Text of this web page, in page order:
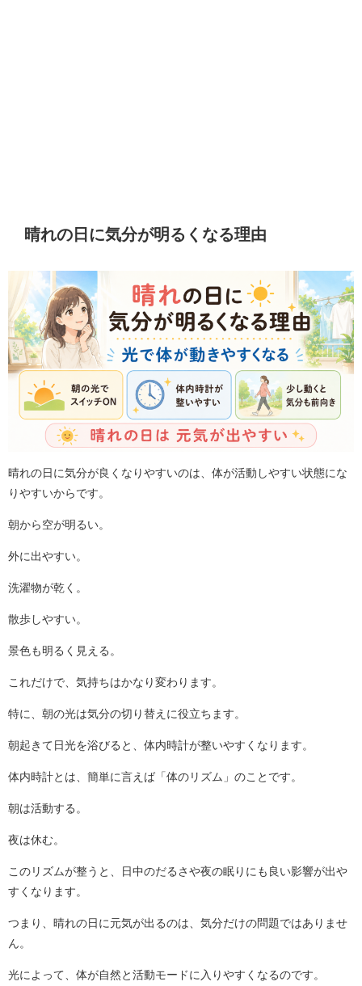
晴れの日に気分が明るくなる理由
晴れの日に気分が良くなりやすいのは、体が活動しやすい状態にな
りやすいからです。
朝から空が明るい。
外に出やすい。
洗濯物が乾く。
散歩しやすい。
景色も明るく見える。
これだけで、気持ちはかなり変わります。
特に、朝の光は気分の切り替えに役立ちます。
朝起きて日光を浴びると、体内時計が整いやすくなります。
体内時計とは、簡単に言えば「体のリズム」のことです。
朝は活動する。
夜は休む。
このリズムが整うと、日中のだるさや夜の眠りにも良い影響が出や
すくなります。
つまり、晴れの日に元気が出るのは、気分だけの問題ではありませ
ん。
光によって、体が自然と活動モードに入りやすくなるのです。